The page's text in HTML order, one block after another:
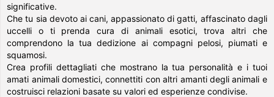
significative.
Che tu sia devoto ai cani, appassionato di gatti, affascinato dagli
uccelli o ti prenda cura di animali esotici, trova altri che
comprendono la tua dedizione ai compagni pelosi, piumati e
squamosi.
Crea profili dettagliati che mostrano la tua personalità e i tuoi
amati animali domestici, connettiti con altri amanti degli animali e
costruisci relazioni basate su valori ed esperienze condivise.